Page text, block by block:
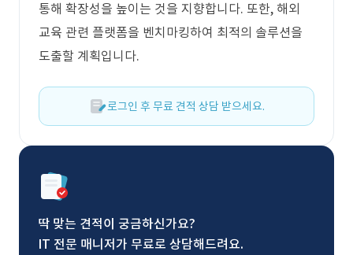
통해 확장성을 높이는 것을 지향합니다. 또한, 해외
교육 관련 플랫폼을 벤치마킹하여 최적의 솔루션을
도출할 계획입니다.
로그인 후 무료 견적 상담 받으세요.
딱 맞는 견적이 궁금하신가요?
IT 전문 매니저가 무료로 상담해드려요.